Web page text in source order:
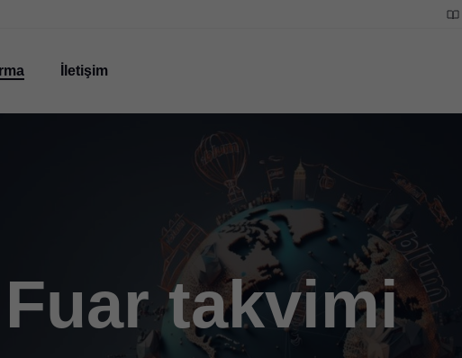
İletişim
Fuar takvimi